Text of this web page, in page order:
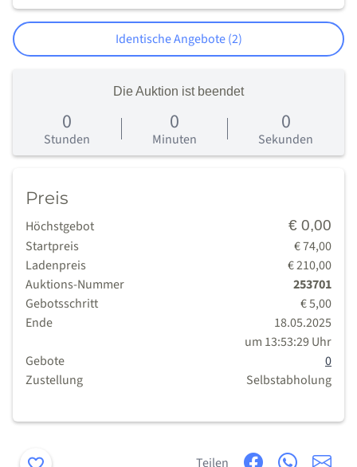
Identische Angebote (2)
Die Auktion ist beendet
0
Stunden
0
Minuten
0
Sekunden
Preis
Höchstgebot € 0,00
Startpreis
€ 74,00
Ladenpreis
€ 210,00
Auktions-Nummer
253701
Gebotsschritt
€ 5,00
Ende
18.05.2025
um 13:53:29 Uhr
Gebote
0
Zustellung
Selbstabholung
Merken Teilen